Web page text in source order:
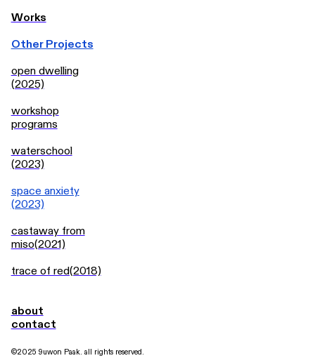
Works
Other Projects
open dwelling
(2025)
workshop
programs
waterschool
(2023)
space anxiety
(2023)
castaway from
miso(2021)
trace of red(2018)
about
contact
©2025 9uwon Paak. all rights reserved.